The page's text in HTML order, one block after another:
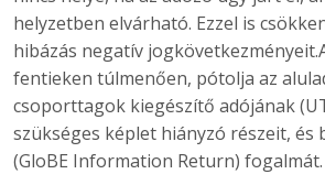
helyzetben elvárható. Ezzel is
hibázás negatív
fentieken túlmenően, pótolja az
csoporttagok kiegészítő adójának
szükséges képlet hiányzó részeit, és
(GloBE Information Return) fogalmát.